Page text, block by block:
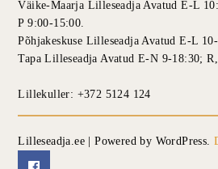
Väike-Maarja Lilleseadja Avatud E-L
P 9:00-15:00.
Põhjakeskuse Lilleseadja Avatud E-L
Tapa Lilleseadja Avatud E-N 9-18:30;
Lillekuller: +372 5124 124
Lilleseadja.ee | Powered by WordPress.